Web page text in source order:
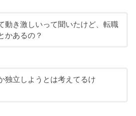
動き激しいって聞いたけど、転職
かあるの？
独立しようとは考えてるけ